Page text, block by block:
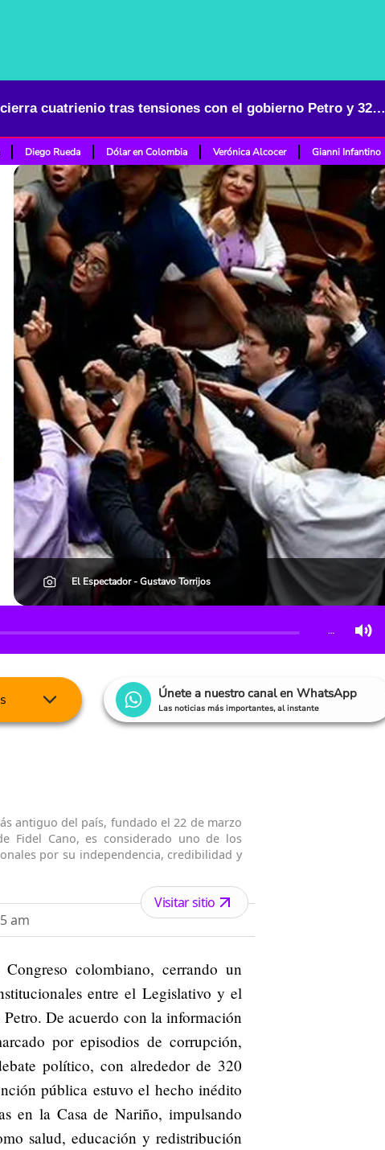
El Congreso de Colombia cierra cuatrienio tras tensiones con el gobierno Petro y 320 leyes aprobadas
Diego Rueda Dólar en Colombia Verónica Alcocer Gianni Infantino
El Espectador - Gustavo Torrijos
…
Únete a nuestro canal en WhatsApp
Las noticias más importantes, al instante
antiguo del país, fundado el 22 de marzo
Fidel Cano, es considerado uno de los
por su independencia, credibilidad y
am
Visitar sitio
colombiano, cerrando un
entre el Legislativo y el
De acuerdo con la información
por episodios de corrupción,
político, con alrededor de 320
pública estuvo el hecho inédito
en la Casa de Nariño, impulsando
salud, educación y redistribución